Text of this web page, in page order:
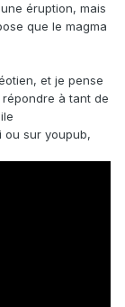
éruption, mais
que le magma
et je pense
à tant de
ou sur youpub,